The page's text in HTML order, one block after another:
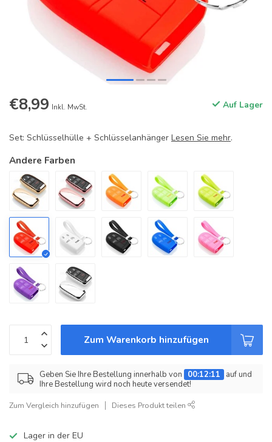
€8,99 Inkl. MwSt. Auf Lager
Set: Schlüsselhülle + Schlüsselanhänger Lesen Sie mehr.
Andere Farben
Zum Warenkorb hinzufügen
Geben Sie Ihre Bestellung innerhalb von 00:12:11
auf und
Ihre Bestellung wird noch heute versendet!
Zum Vergleich hinzufügen Dieses Produkt teilen
Lager in der EU